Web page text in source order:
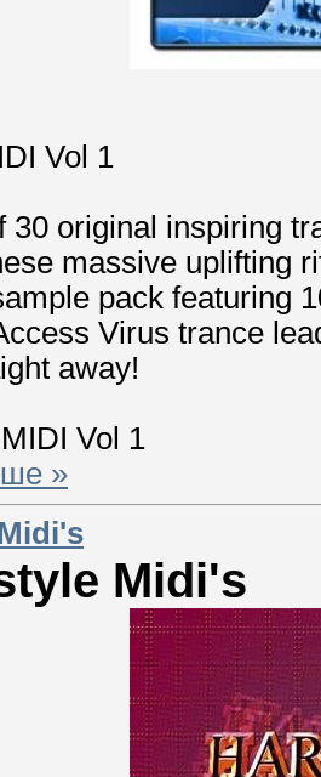
Vol 1
30 original inspiring
massive uplifting
pack featuring
Virus trance
away!
Vol 1
»
Midi's